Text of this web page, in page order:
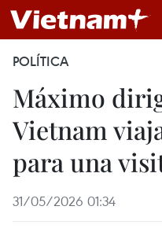
POLÍTICA
Máximo
Vietnam
para una
31/05/2026 01:34